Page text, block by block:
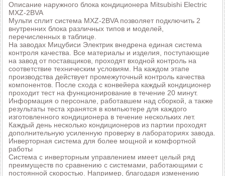
Описание наружного блока кондиционера Mitsubishi Electric
MXZ-2BVA
Мульти сплит система MXZ-2BVA позволяет подключить 2
внутренних блока различных типов и моделей,
перечисленных в таблице.
На заводах Мицубиси Электрик внедрена единая система
контроля качества. Все материалы и изделия, поступающие
на завод от поставщиков, проходят входной контроль на
соответствие техническим условиям. На каждом этапе
производства действует промежуточный контроль качества
компонентов. После схода с конвейера каждый кондиционер
проходит тест на функционирование в течение 20 минут.
Информация о персонале, работавшем над сборкой, а также
результаты теста хранятся в компьютере для каждого
изготовленного кондиционера в течение нескольких лет.
Каждый день несколько кондиционеров из партии проходят
дополнительную усиленную проверку в лабораториях завода.
Инверторная система для более мощной и комфортной
работы
Система с инверторным управлением имеет целый ряд
преимуществ по сравнению с системами, работающими с
постоянной скоростью. Например, благодаря изменению